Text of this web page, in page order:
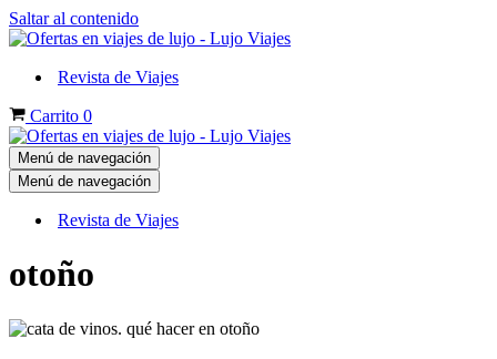
Saltar al contenido
Revista de Viajes
Carrito 0
Menú de navegación
Menú de navegación
Revista de Viajes
otoño